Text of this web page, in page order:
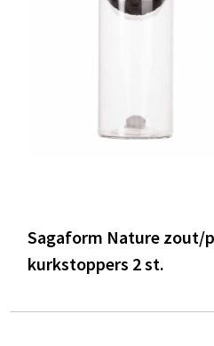
Sagaform Nature zout/
kurkstoppers 2 st.